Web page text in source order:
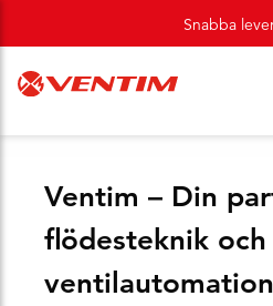
Snabba
Ventim – Din
flödesteknik och
ventilautomation